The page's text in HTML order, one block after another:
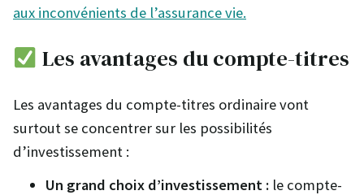
aux inconvénients de l’assurance vie.
Les avantages du compte-titres
Les avantages du compte-titres ordinaire vont
surtout se concentrer sur les possibilités
d’investissement :
Un grand choix d’investissement : le compte-